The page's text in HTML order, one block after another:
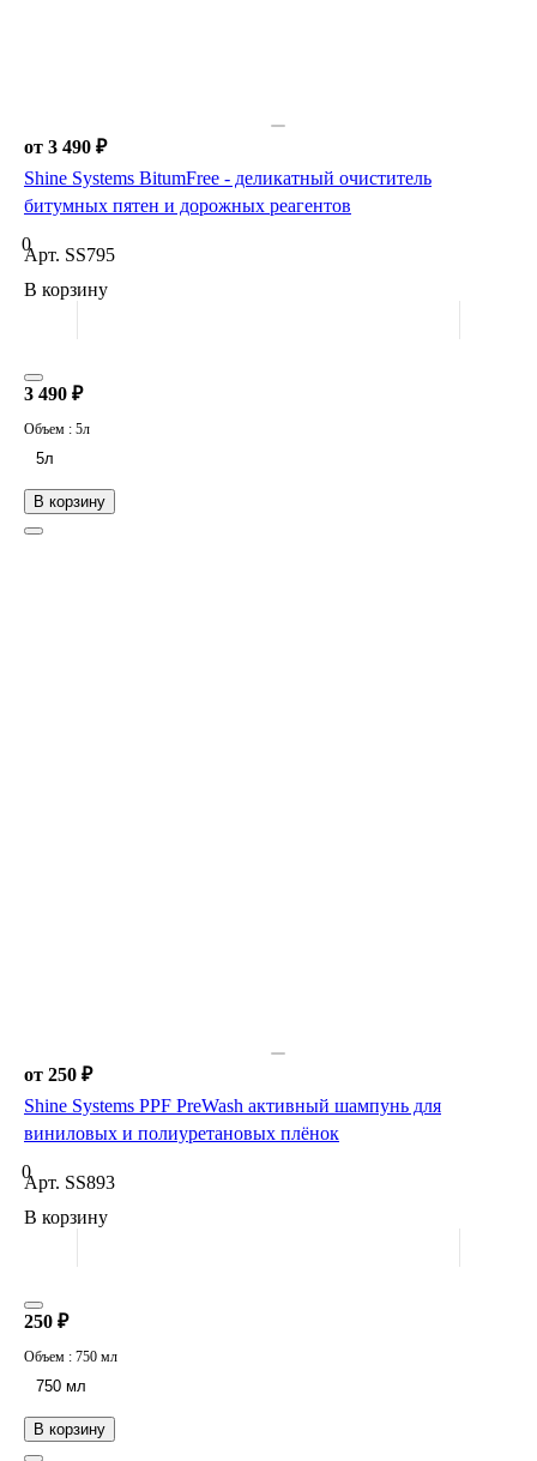
от 3 490 ₽
Shine Systems BitumFree - деликатный очиститель
битумных пятен и дорожных реагентов
0
Арт. SS795
В корзину
В корзину
3 490 ₽
Объем : 5л
5л
от 250 ₽
Shine Systems PPF PreWash активный шампунь для
виниловых и полиуретановых плёнок
0
Арт. SS893
В корзину
В корзину
250 ₽
Объем : 750 мл
750 мл